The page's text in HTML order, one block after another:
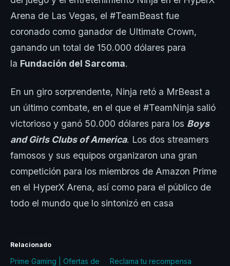
Arena de Las Vegas, el #TeamBeast fue
coronado como ganador de Ultimate Crown,
ganando un total de 150.000 dólares para
la Fundación del Sarcoma.
En un giro sorprendente, Ninja retó a MrBeast a
un último combate, en el que el #TeamNinja salió
victorioso y ganó 50.000 dólares para los Boys
and Girls Clubs of America. Los dos streamers
famosos y sus equipos organizaron una gran
competición para los miembros de Amazon Prime
en el HyperX Arena, así como para el público de
todo el mundo que lo sintonizó en casa
Relacionado
Prime Gaming | Ofertas de
Reclama tu recompensa